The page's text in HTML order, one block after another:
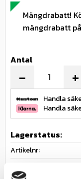
Mängdrabatt!
mängdrabatt
Antal
+
-
Handla
Handla
Lagerstatus
Artikelnr